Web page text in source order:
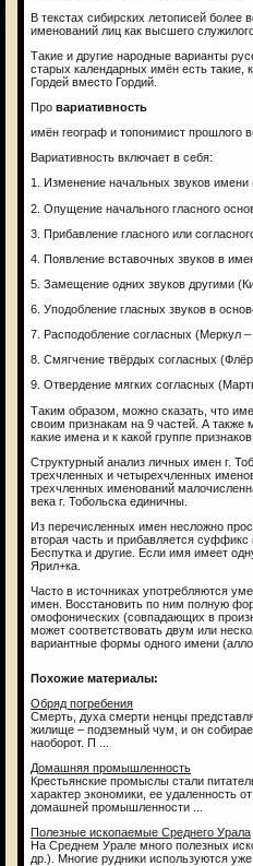
В текстах сибирских летописей
именований лиц как высшего
Такие и другие народные варианты
старых календарных имён есть
Гордей вместо Гордий.
Про вариативность
имён географ и топонимист прошлого
Вариативность включает в себя:
1. Изменение начальных звуков
2. Опущение начального гласного
3. Прибавление гласного или
4. Появление вставочных звуков в
5. Замещение одних звуков другими
6. Уподобление гласных звуков в
7. Расподобление согласных (Меркул –
8. Смягчение твёрдых согласных
9. Отвердение мягких согласных
Таким образом, можно сказать, что
своим признакам на 9 частей. А также
какие имена и к какой группе признаков
Структурный анализ личных имен г.
трехчленных и четырехчленных
трехчленных именований
века г. Тобольска единичны.
Из перечисленных имен несложно
вторая часть и прибавляется
Беспутка и другие. Если имя имеет
Ярил+ка.
Часто в источниках употребляются
имен. Восстановить по ним полную
омофонических (совпадающих в
может соответствовать двум или
вариантные формы одного имени
Похожие материалы:
Обряд погребения
Смерть, духа смерти ненцы
жилище – подземный чум, и он
наоборот. П ...
Домашняя промышленность
Крестьянские промыслы стали
характер экономики, ее удаленность
домашней промышленности ...
Полезные ископаемые Среднего Урала
На Среднем Урале много полезных
др.). Многие рудники используются